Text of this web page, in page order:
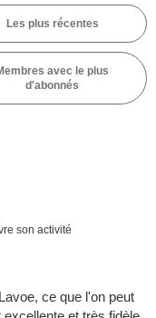
Les plus récentes
avec le plus
d'abonnés
son activité
ce que l'on peut